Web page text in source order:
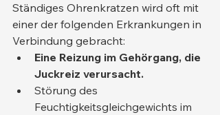
Ständiges Ohrenkratzen wird oft mit
einer der folgenden Erkrankungen in
Verbindung gebracht:
Eine Reizung im Gehörgang, die
Juckreiz verursacht.
Störung des
Feuchtigkeitsgleichgewichts im